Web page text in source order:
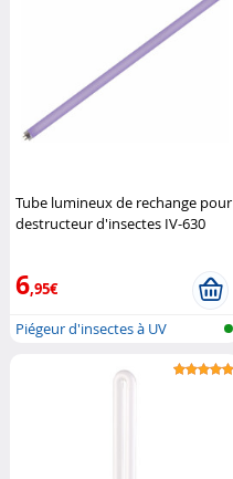
Tube lumineux de rechange pour
destructeur d'insectes IV-630
6,95€
Piégeur d'insectes à UV